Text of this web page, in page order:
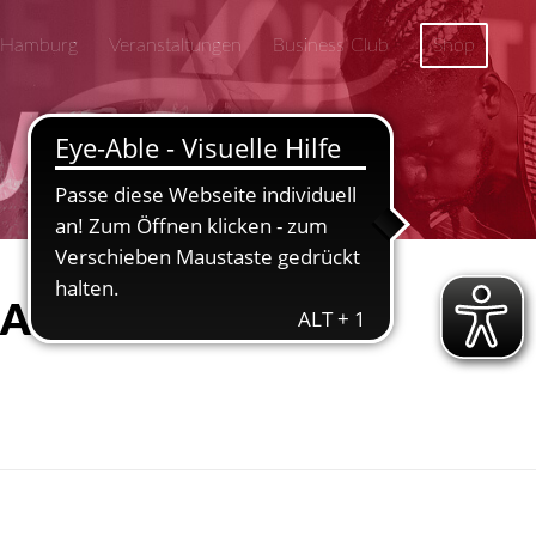
Veranstaltungen Business Club Shop